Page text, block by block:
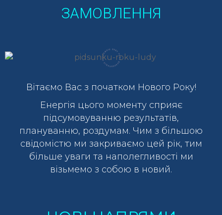
ЗАМОВЛЕННЯ
Вітаємо Вас з початком Нового Року!
Енергія цього моменту сприяє
підсумовуванню результатів,
плануванню, роздумам. Чим з більшою
свідомістю ми закриваємо цей рік, тим
більше уваги та наполегливості ми
візьмемо з собою в новий.